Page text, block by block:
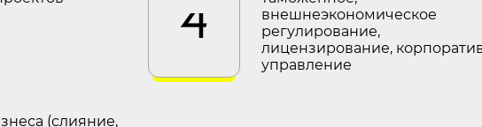
4
внешнеэкономическое
регулирование,
лицензирование,
управление
(слияние,